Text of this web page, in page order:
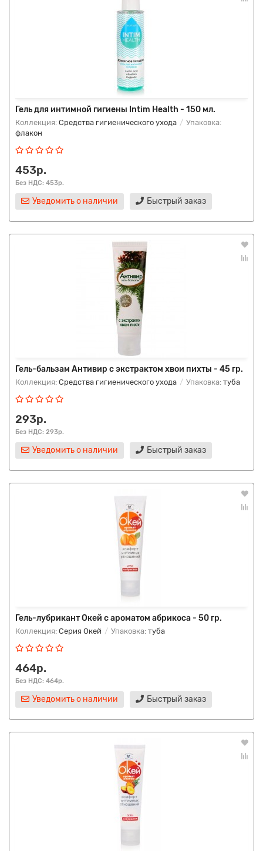
Гель для интимной гигиены Intim Health - 150 мл.
Коллекция: Средства гигиенического ухода
Упаковка:
флакон
453р.
Без НДС: 453р.
Уведомить о наличии Быстрый заказ
Гель-бальзам Антивир с экстрактом хвои пихты - 45 гр.
Коллекция: Средства гигиенического ухода Упаковка: туба
293р.
Без НДС: 293р.
Уведомить о наличии Быстрый заказ
Гель-лубрикант Окей с ароматом абрикоса - 50 гр.
Коллекция: Серия Окей Упаковка: туба
464р.
Без НДС: 464р.
Уведомить о наличии Быстрый заказ